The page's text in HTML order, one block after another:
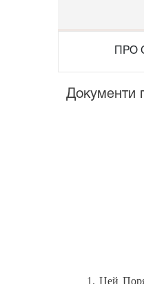
ПРО
Документи
1. Цей